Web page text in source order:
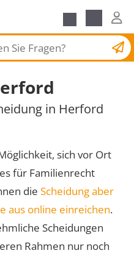
Scheidungsantrag
in Herford
sich vor Ort
für Familienrecht
die Scheidung aber
aus online einreichen.
Scheidungen
Rahmen nur noch